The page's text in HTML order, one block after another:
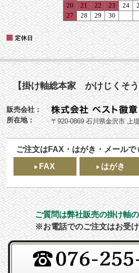
【掛け軸総本家 かけじくそ
販売会社：
所在地：
〒920-0869 石川県金沢市 上
ご注文はFAX・はがき・メールで
FAX
はがき
ご質問は弊社販売の掛け軸
※お電話でのご注文はお受